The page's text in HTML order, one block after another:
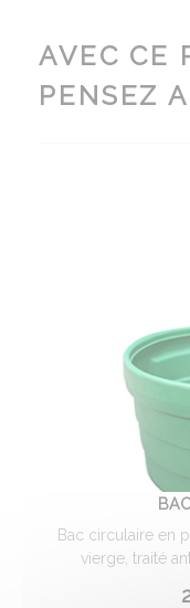
AVEC CE
PENSEZ
Bac circulaire en
vierge, traité